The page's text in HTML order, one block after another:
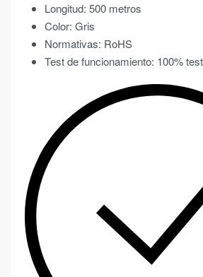
Longitud: 500 metros
Color: Gris
Normativas: RoHS
Test de funcionamiento: 100%